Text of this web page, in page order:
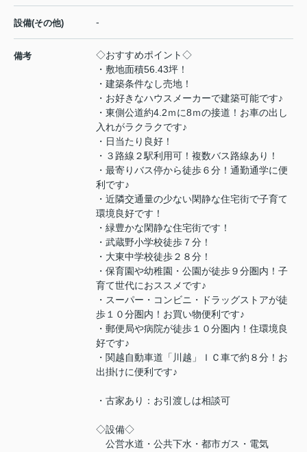
設備(その他) -
備考
◇おすすめポイント◇
・敷地面積56.43坪！
・建築条件なし売地！
・お好きなハウスメーカーで建築可能です♪
・東側公道約4.2ｍに8ｍの接道！お車の出し
入れがラクラクです♪
・日当たり良好！
・３路線２駅利用可！複数バス路線あり！
・最寄りバス停から徒歩６分！通勤通学に便
利です♪
・近隣交通量の少ない閑静な住宅街で子育て
環境良好です！
・緑豊かな閑静な住宅街です！
・武蔵野小学校徒歩７分！
・大東中学校徒歩２８分！
・保育園や幼稚園・公園が徒歩９分圏内！子
育て世代におススメです♪
・スーパー・コンビニ・ドラッグストアが徒
歩１０分圏内！お買い物便利です♪
・郵便局や病院が徒歩１０分圏内！住環境良
好です♪
・関越自動車道「川越」ＩＣ車で約８分！お
出掛けに便利です♪
・古家あり：お引渡しは相談可
◇設備◇
公営水道・公共下水・都市ガス・電気